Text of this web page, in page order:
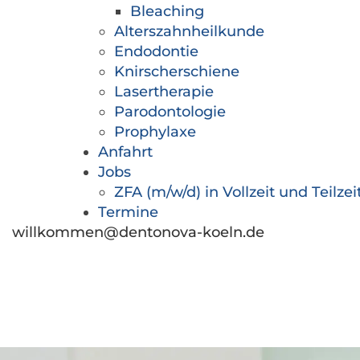
Bleaching
Alterszahnheilkunde
Endodontie
Knirscherschiene
Lasertherapie
Parodontologie
Prophylaxe
Anfahrt
Jobs
ZFA (m/w/d) in Vollzeit und
Termine
willkommen@dentonova-koeln.de